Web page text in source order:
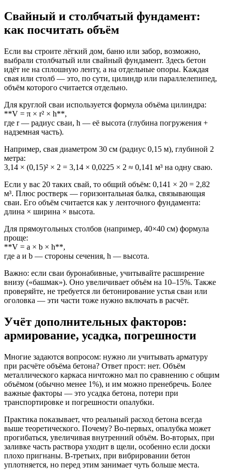
Свайный и столбчатый фундамент:
как посчитать объём
Если вы строите лёгкий дом, баню или забор, возможно,
выбрали столбчатый или свайный фундамент. Здесь бетон
идёт не на сплошную ленту, а на отдельные опоры. Каждая
свая или столб — это, по сути, цилиндр или параллелепипед,
объём которого считается отдельно.
Для круглой сваи используется формула объёма цилиндра:
**V = π × r² × h**,
где r — радиус сваи, h — её высота (глубина погружения +
надземная часть).
Например, свая диаметром 30 см (радиус 0,15 м), глубиной 2
метра:
3,14 × (0,15)² × 2 = 3,14 × 0,0225 × 2 ≈ 0,141 м³ на одну сваю.
Если у вас 20 таких свай, то общий объём: 0,141 × 20 = 2,82
м³. Плюс ростверк — горизонтальная балка, связывающая
сваи. Его объём считается как у ленточного фундамента:
длина × ширина × высота.
Для прямоугольных столбов (например, 40×40 см) формула
проще:
**V = a × b × h**,
где a и b — стороны сечения, h — высота.
Важно: если сваи буронабивные, учитывайте расширение
внизу («башмак»). Оно увеличивает объём на 10–15%. Также
проверяйте, не требуется ли бетонирование устья сваи или
оголовка — эти части тоже нужно включать в расчёт.
Учёт дополнительных факторов:
армирование, усадка, погрешности
Многие задаются вопросом: нужно ли учитывать арматуру
при расчёте объёма бетона? Ответ прост: нет. Объём
металлического каркаса ничтожно мал по сравнению с общим
объёмом (обычно менее 1%), и им можно пренебречь. Более
важные факторы — это усадка бетона, потери при
транспортировке и погрешности опалубки.
Практика показывает, что реальный расход бетона всегда
выше теоретического. Почему? Во-первых, опалубка может
прогибаться, увеличивая внутренний объём. Во-вторых, при
заливке часть раствора уходит в щели, особенно если доски
плохо пригнаны. В-третьих, при вибрировании бетон
уплотняется, но перед этим занимает чуть больше места.